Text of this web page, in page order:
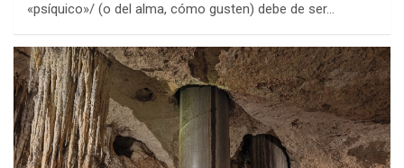
«psíquico»/ (o del alma, cómo gusten) debe de ser…